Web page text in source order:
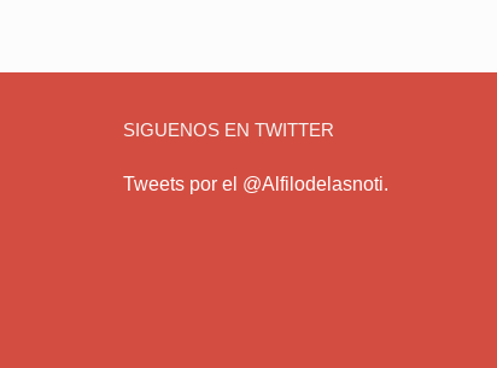
SIGUENOS EN TWITTER
Tweets por el @Alfilodelasnoti.